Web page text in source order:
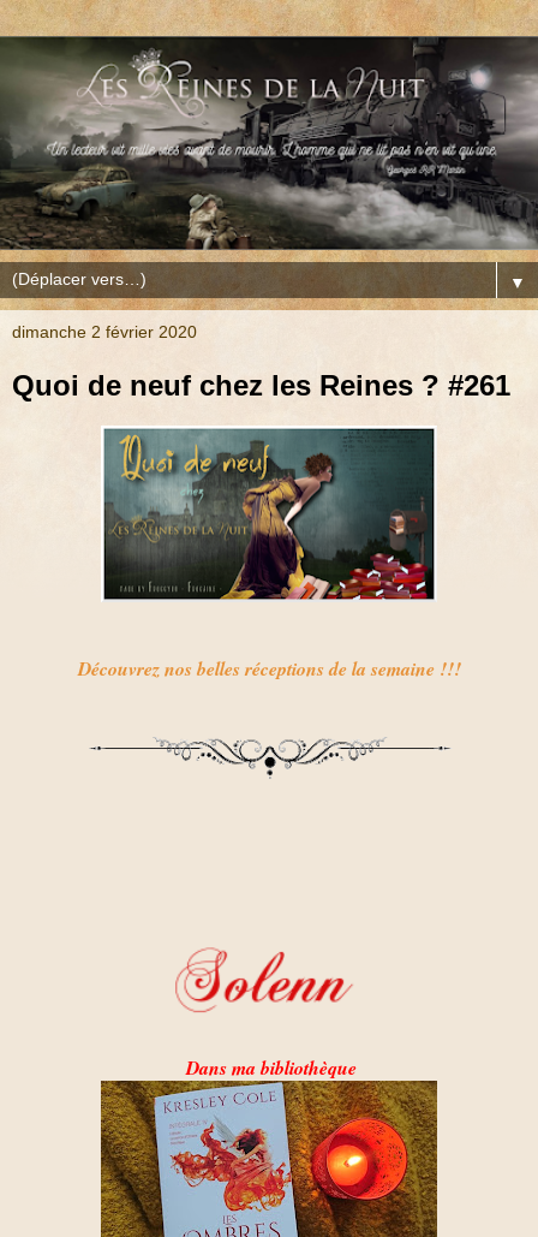
▼
dimanche 2 février 2020
Quoi de neuf chez les Reines ? #261
Découvrez nos belles réceptions de la semaine !!!
Dans ma bibliothèque